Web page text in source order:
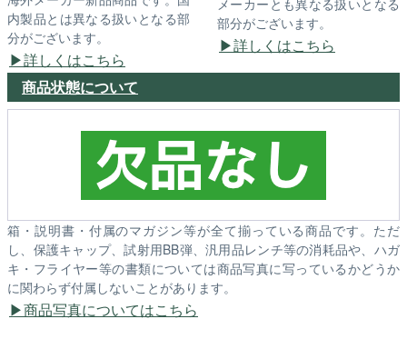
内製品とは異なる扱いとなる部
分がございます。
詳しくはこちら
メーカーとも異なる扱いとなる
部分がございます。
詳しくはこちら
商品状態について
箱・説明書・付属のマガジン等が全て揃っている商品です。ただ
し、保護キャップ、試射用BB弾、汎用品レンチ等の消耗品や、ハガ
キ・フライヤー等の書類については商品写真に写っているかどうか
に関わらず付属しないことがあります。
商品写真についてはこちら